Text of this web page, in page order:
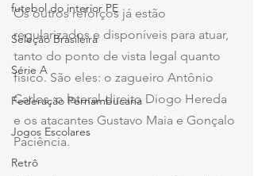
futebol do interior PE
Seleção Brasileira
Série A
Federação Pernambucana
Jogos Escolares
Retrô
Os outros reforços já estão
regularizados e disponíveis para atuar,
tanto do ponto de vista legal quanto
físico. São eles: o zagueiro Antônio
Carlos, o lateral-direito Diogo Hereda
e os atacantes Gustavo Maia e Gonçalo
Paciência.